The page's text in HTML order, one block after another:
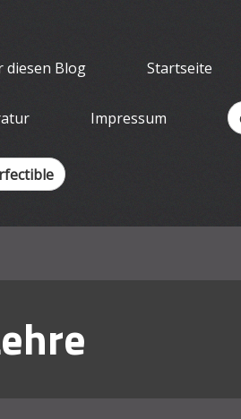
diesen Blog Startseite
Impressum